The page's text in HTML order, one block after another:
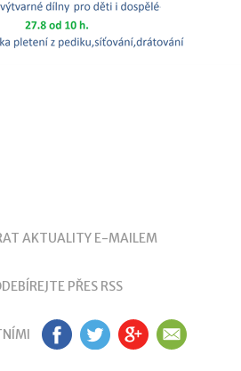
AKTUALITY E-MAILEM
PŘES RSS
FB TW GP EM